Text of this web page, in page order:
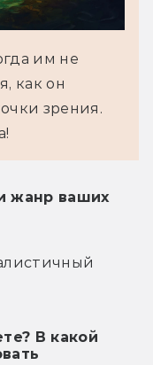
им не
как он
зрения.
жанр ваших
В какой